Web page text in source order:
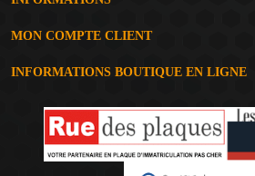
MON COMPTE CLIENT
INFORMATIONS BOUTIQUE EN LIGNE